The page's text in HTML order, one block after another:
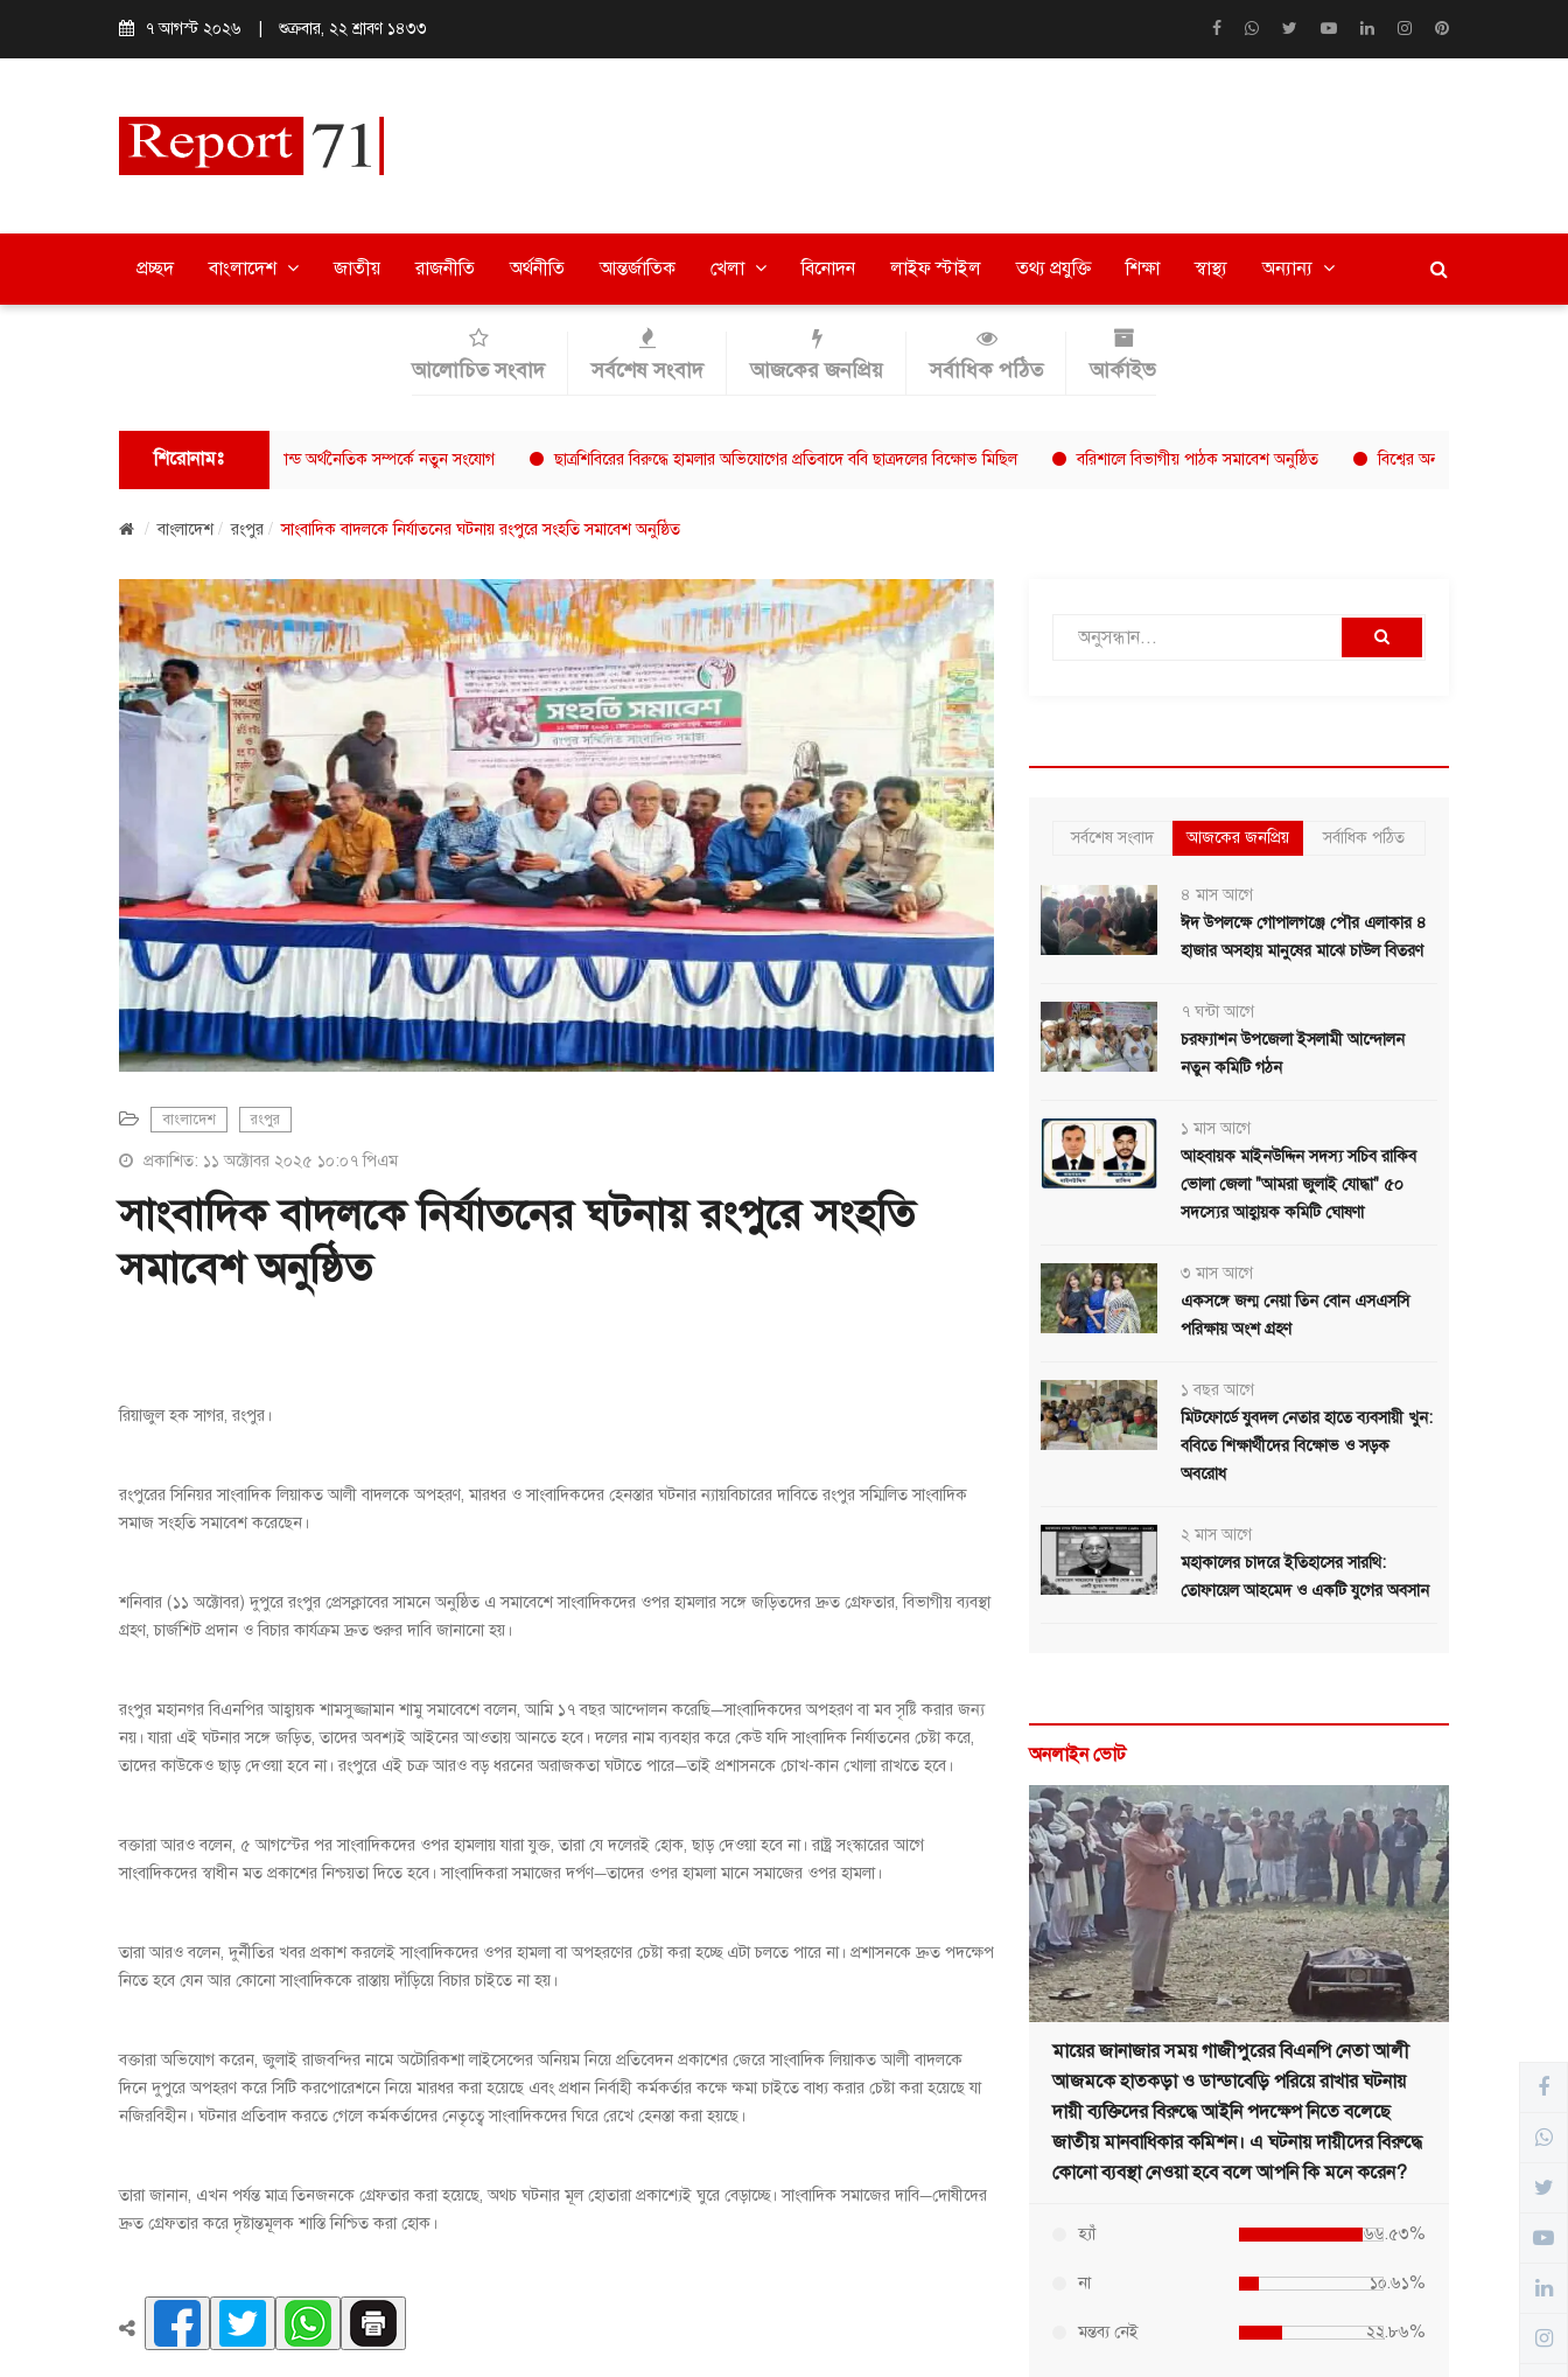
৭ আগস্ট ২০২৬ শুক্রবার, ২২ শ্রাবণ ১৪৩৩
প্রচ্ছদ বাংলাদেশ জাতীয় রাজনীতি অর্থনীতি আন্তর্জাতিক খেলা বিনোদন লাইফ স্টাইল তথ্য প্রযুক্তি শিক্ষা স্বাস্থ্য অন্যান্য
আলোচিত সংবাদ সর্বশেষ সংবাদ আজকের জনপ্রিয় সর্বাধিক পঠিত আর্কাইভ
শিরোনামঃ
আমাজনের মাধ্যমে বাংলাদেশ-থাইল্যান্ড অর্থনৈতিক সম্পর্কে নতুন সংযোগ ছাত্রশিবিরের বিরুদ্ধে হামলার অভিযোগের প্রতিবাদে ববি ছাত্রদলের বিক্ষোভ মিছিল বরিশালে বিভাগীয় পাঠক সমাবেশ অনুষ্ঠিত বিশ্বের অন্যতম দ্রুত বর্ধনশীল কফি চেইন
বাংলাদেশ রংপুর সাংবাদিক বাদলকে নির্যাতনের ঘটনায় রংপুরে সংহতি সমাবেশ অনুষ্ঠিত
বাংলাদেশ রংপুর
প্রকাশিত: ১১ অক্টোবর ২০২৫ ১০:০৭ পিএম
সাংবাদিক বাদলকে নির্যাতনের ঘটনায় রংপুরে সংহতি
সমাবেশ অনুষ্ঠিত
রিয়াজুল হক সাগর, রংপুর।
রংপুরের সিনিয়র সাংবাদিক লিয়াকত আলী বাদলকে অপহরণ, মারধর ও সাংবাদিকদের হেনস্তার ঘটনার ন্যায়বিচারের দাবিতে রংপুর সম্মিলিত সাংবাদিক
সমাজ সংহতি সমাবেশ করেছেন।
শনিবার (১১ অক্টোবর) দুপুরে রংপুর প্রেসক্লাবের সামনে অনুষ্ঠিত এ সমাবেশে সাংবাদিকদের ওপর হামলার সঙ্গে জড়িতদের দ্রুত গ্রেফতার, বিভাগীয় ব্যবস্থা
গ্রহণ, চার্জশিট প্রদান ও বিচার কার্যক্রম দ্রুত শুরুর দাবি জানানো হয়।
রংপুর মহানগর বিএনপির আহ্বায়ক শামসুজ্জামান শামু সমাবেশে বলেন, আমি ১৭ বছর আন্দোলন করেছি—সাংবাদিকদের অপহরণ বা মব সৃষ্টি করার জন্য
নয়। যারা এই ঘটনার সঙ্গে জড়িত, তাদের অবশ্যই আইনের আওতায় আনতে হবে। দলের নাম ব্যবহার করে কেউ যদি সাংবাদিক নির্যাতনের চেষ্টা করে,
তাদের কাউকেও ছাড় দেওয়া হবে না। রংপুরে এই চক্র আরও বড় ধরনের অরাজকতা ঘটাতে পারে—তাই প্রশাসনকে চোখ-কান খোলা রাখতে হবে।
বক্তারা আরও বলেন, ৫ আগস্টের পর সাংবাদিকদের ওপর হামলায় যারা যুক্ত, তারা যে দলেরই হোক, ছাড় দেওয়া হবে না। রাষ্ট্র সংস্কারের আগে
সাংবাদিকদের স্বাধীন মত প্রকাশের নিশ্চয়তা দিতে হবে। সাংবাদিকরা সমাজের দর্পণ—তাদের ওপর হামলা মানে সমাজের ওপর হামলা।
তারা আরও বলেন, দুর্নীতির খবর প্রকাশ করলেই সাংবাদিকদের ওপর হামলা বা অপহরণের চেষ্টা করা হচ্ছে এটা চলতে পারে না। প্রশাসনকে দ্রুত পদক্ষেপ
নিতে হবে যেন আর কোনো সাংবাদিককে রাস্তায় দাঁড়িয়ে বিচার চাইতে না হয়।
বক্তারা অভিযোগ করেন, জুলাই রাজবন্দির নামে অটোরিকশা লাইসেন্সের অনিয়ম নিয়ে প্রতিবেদন প্রকাশের জেরে সাংবাদিক লিয়াকত আলী বাদলকে
দিনে দুপুরে অপহরণ করে সিটি করপোরেশনে নিয়ে মারধর করা হয়েছে এবং প্রধান নির্বাহী কর্মকর্তার কক্ষে ক্ষমা চাইতে বাধ্য করার চেষ্টা করা হয়েছে যা
নজিরবিহীন। ঘটনার প্রতিবাদ করতে গেলে কর্মকর্তাদের নেতৃত্বে সাংবাদিকদের ঘিরে রেখে হেনস্তা করা হয়ছে।
তারা জানান, এখন পর্যন্ত মাত্র তিনজনকে গ্রেফতার করা হয়েছে, অথচ ঘটনার মূল হোতারা প্রকাশ্যেই ঘুরে বেড়াচ্ছে। সাংবাদিক সমাজের দাবি—দোষীদের
দ্রুত গ্রেফতার করে দৃষ্টান্তমূলক শাস্তি নিশ্চিত করা হোক।
সর্বশেষ সংবাদ আজকের জনপ্রিয় সর্বাধিক পঠিত
৪ মাস আগে
ঈদ উপলক্ষে গোপালগঞ্জে পৌর এলাকার ৪
হাজার অসহায় মানুষের মাঝে চাউল বিতরণ
৭ ঘন্টা আগে
চরফ্যাশন উপজেলা ইসলামী আন্দোলন
নতুন কমিটি গঠন
১ মাস আগে
আহবায়ক মাইনউদ্দিন সদস্য সচিব রাকিব
ভোলা জেলা "আমরা জুলাই যোদ্ধা" ৫০
সদস্যের আহ্বায়ক কমিটি ঘোষণা
৩ মাস আগে
একসঙ্গে জন্ম নেয়া তিন বোন এসএসসি
পরিক্ষায় অংশ গ্রহণ
১ বছর আগে
মিটফোর্ডে যুবদল নেতার হাতে ব্যবসায়ী খুন:
ববিতে শিক্ষার্থীদের বিক্ষোভ ও সড়ক
অবরোধ
২ মাস আগে
মহাকালের চাদরে ইতিহাসের সারথি:
তোফায়েল আহমেদ ও একটি যুগের অবসান
অনলাইন ভোট
মায়ের জানাজার সময় গাজীপুরের বিএনপি নেতা আলী
আজমকে হাতকড়া ও ডান্ডাবেড়ি পরিয়ে রাখার ঘটনায়
দায়ী ব্যক্তিদের বিরুদ্ধে আইনি পদক্ষেপ নিতে বলেছে
জাতীয় মানবাধিকার কমিশন। এ ঘটনায় দায়ীদের বিরুদ্ধে
কোনো ব্যবস্থা নেওয়া হবে বলে আপনি কি মনে করেন?
হ্যাঁ ৬৬.৫৩%
না ১০.৬১%
মন্তব্য নেই ২২.৮৬%